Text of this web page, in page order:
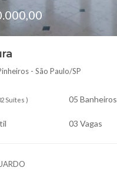
- São Paulo/SP
Suítes ) 05 Banheiros
03 Vagas